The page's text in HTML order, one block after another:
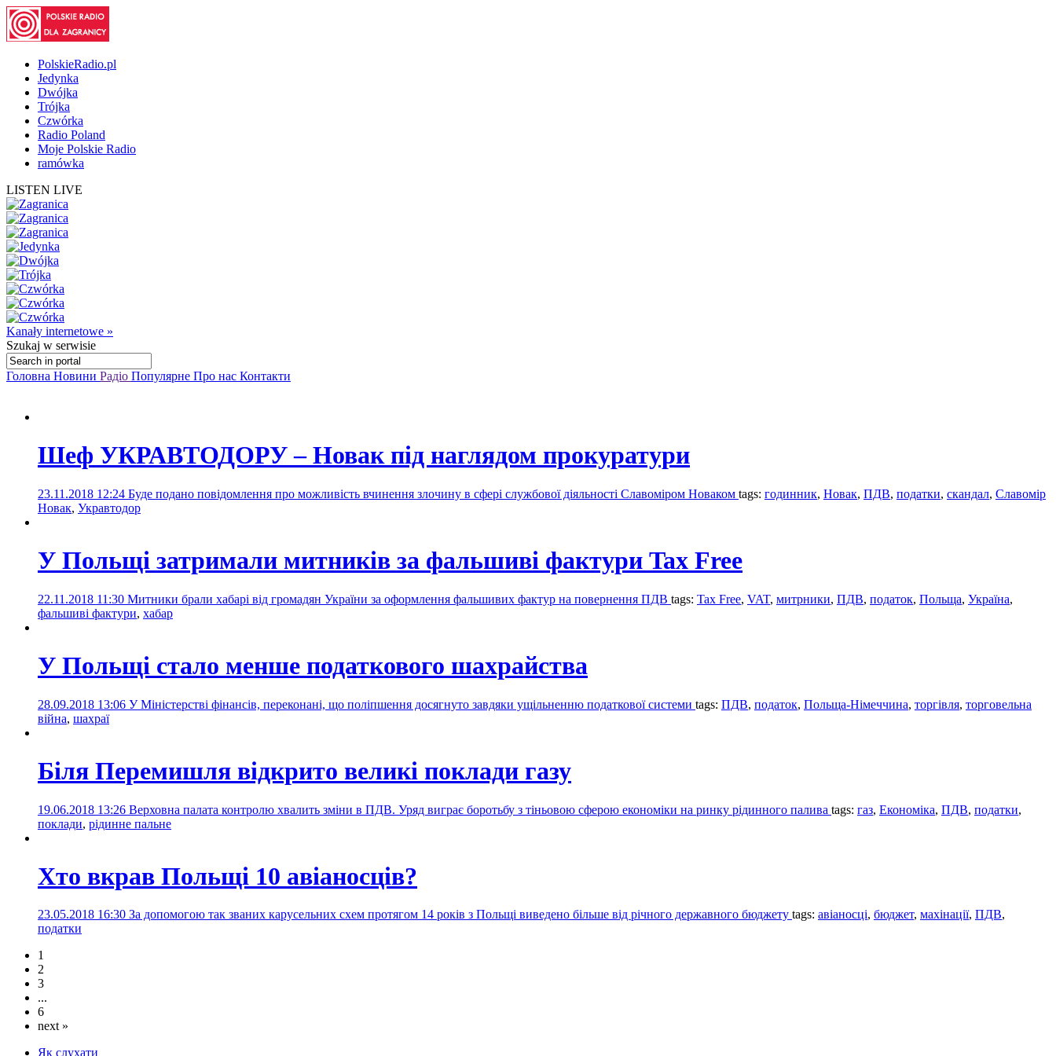
PolskieRadio.pl
Jedynka
Dwójka
Trójka
Czwórka
Radio Poland
Moje Polskie Radio
ramówka
LISTEN LIVE
Kanały internetowe »
Szukaj w serwisie
Головна Новини Радіо Популярне Про нас Контакти
Шеф УКРАВТОДОРУ – Новак під наглядом прокуратури
23.11.2018 12:24 Буде подано повідомлення про можливість вчинення злочину в сфері службової діяльності Славоміром Новаком tags: годинник, Новак, ПДВ, податки, скандал, Славомір
Новак, Укравтодор
У Польщі затримали митників за фальшиві фактури Tax Free
22.11.2018 11:30 Митники брали хабарі від громадян України за оформлення фальшивих фактур на повернення ПДВ tags: Tax Free, VAT, митрники, ПДВ, податок, Польща, Україна,
фальшиві фактури, хабар
У Польщі стало менше податкового шахрайства
28.09.2018 13:06 У Міністерстві фінансів, переконані, що поліпшення досягнуто завдяки ущільненню податкової системи tags: ПДВ, податок, Польща-Німеччина, торгівля, торговельна
війна, шахраї
Біля Перемишля відкрито великі поклади газу
19.06.2018 13:26 Верховна палата контролю хвалить зміни в ПДВ. Уряд виграє боротьбу з тіньовою сферою економіки на ринку рідинного палива tags: газ, Економіка, ПДВ, податки,
поклади, рідинне пальне
Хто вкрав Польщі 10 авіаносців?
23.05.2018 16:30 За допомогою так званих карусельних схем протягом 14 років з Польщі виведено більше від річного державного бюджету tags: авіаносці, бюджет, махінації, ПДВ,
податки
1
2
3
...
6
next »
Як слухати